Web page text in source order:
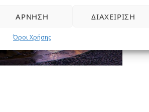
ΆΡΝΗΣΗ ΔΙΑΧΕΊΡΙΣΗ
Όροι Χρήσης